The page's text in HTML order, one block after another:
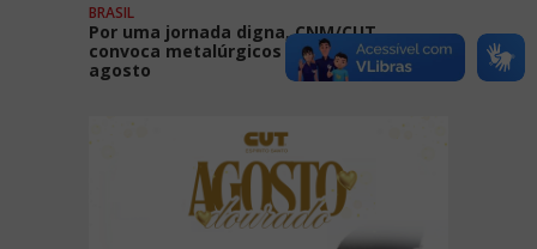
BRASIL
Por uma jornada digna, CNM/CUT
convoca metalúrgicos para o 10 de
agosto